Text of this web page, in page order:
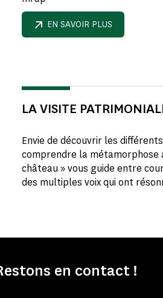
EN SAVOIR PLUS
LA VISITE
Envie de découvrir les
comprendre la métamorphose
château » vous guide entre
des multiples voix qui ont
en contact !